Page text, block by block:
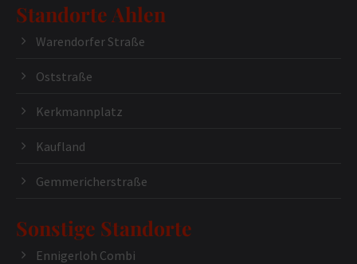
Standorte Ahlen
Warendorfer Straße
Oststraße
Kerkmannplatz
Kaufland
Gemmericherstraße
Sonstige Standorte
Ennigerloh Combi